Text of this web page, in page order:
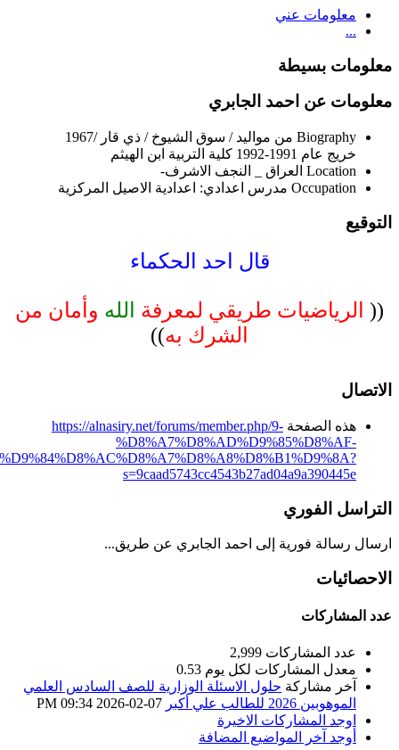
معلومات عني
...
معلومات بسيطة
معلومات عن احمد الجابري
Biography من مواليد / سوق الشيوخ / ذي قار /1967
خريج عام 1991-1992 كلية التربية ابن الهيثم
Location العراق _ النجف الاشرف-
Occupation مدرس اعدادي: اعدادية الاصيل المركزية
التوقيع
قال احد الحكماء
(( الرياضيات طريقي لمعرفة الله وأمان من
الشرك به))
الاتصال
هذه الصفحة https://alnasiry.net/forums/member.php/9-
%D8%A7%D8%AD%D9%85%D8%AF-
s=9caad5743cc4543b27ad04a9a390445e
التراسل الفوري
ارسال رسالة فورية إلى احمد الجابري عن طريق...
الاحصائيات
عدد المشاركات
عدد المشاركات 2,999
معدل المشاركات لكل يوم 0.53
آخر مشاركة حلول الاسئلة الوزارية للصف السادس العلمي
الموهوبين 2026 للطالب علي أكبر
09:34 PM
اوجد المشاركات الاخيرة
أوجد آخر المواضيع المضافة